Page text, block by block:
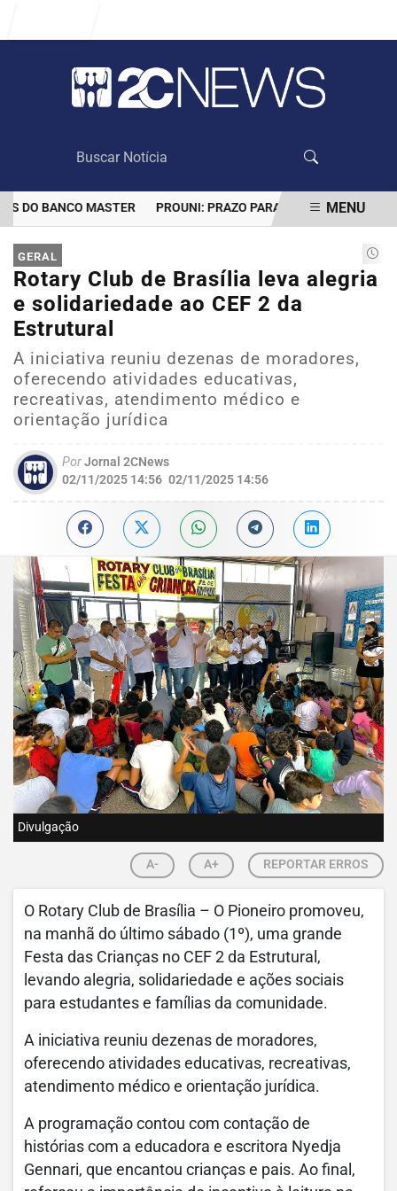
BANCO MASTER PROUNI: PRAZO PARA COMPROVAR
EM ALTA
MENU
GERAL
Rotary Club de Brasília leva alegria
e solidariedade ao CEF 2 da
Estrutural
A iniciativa reuniu dezenas de moradores,
oferecendo atividades educativas,
recreativas, atendimento médico e
orientação jurídica
PorJornal 2CNews
02/11/2025 14:56 02/11/2025 14:56
Divulgação
A- A+ REPORTAR ERROS
O Rotary Club de Brasília – O Pioneiro promoveu,
na manhã do último sábado (1º), uma grande
Festa das Crianças no CEF 2 da Estrutural,
levando alegria, solidariedade e ações sociais
para estudantes e famílias da comunidade.
A iniciativa reuniu dezenas de moradores,
oferecendo atividades educativas, recreativas,
atendimento médico e orientação jurídica.
A programação contou com contação de
histórias com a educadora e escritora Nyedja
Gennari, que encantou crianças e pais. Ao final,